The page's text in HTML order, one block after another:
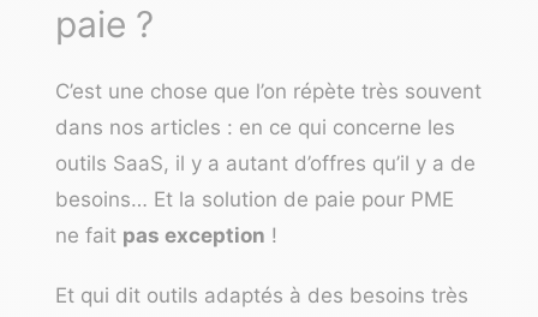
paie ?
C’est une chose que l’on répète très souvent
dans nos articles : en ce qui concerne les
outils SaaS, il y a autant d’offres qu’il y a de
besoins… Et la solution de paie pour PME
ne fait pas exception !
Et qui dit outils adaptés à des besoins très